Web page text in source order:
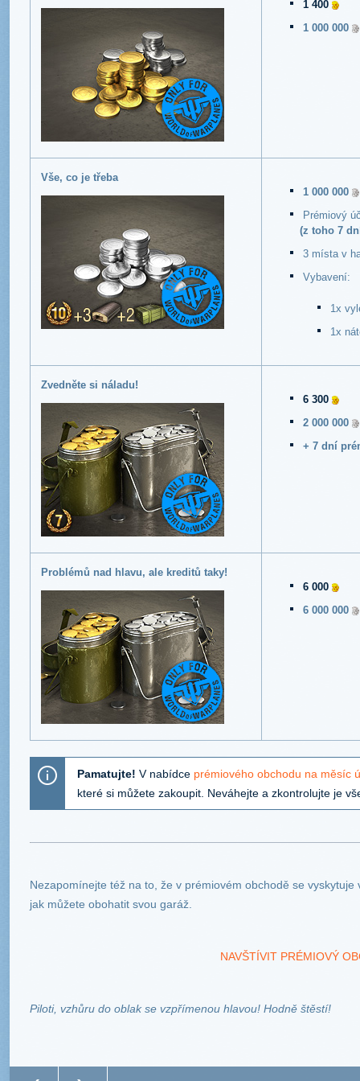
1 400
1 000 000
Vše, co je třeba
1 000 000
Prémiový
(z toho 7
3 místa v
Vybavení:
1x
1x
Zvedněte si náladu!
6 300
2 000 000
+ 7 dní
Problémů nad hlavu, ale kreditů taky!
6 000
6 000 000
Pamatujte! V nabídce prémiového obchodu na měsíc
které si můžete zakoupit. Neváhejte a zkontrolujte je
Nezapomínejte též na to, že v prémiovém obchodě se
jak můžete obohatit svou garáž.
NAVŠTÍVIT PRÉMIOVÝ
Piloti, vzhůru do oblak se vzpřímenou hlavou! Hodně štěstí!